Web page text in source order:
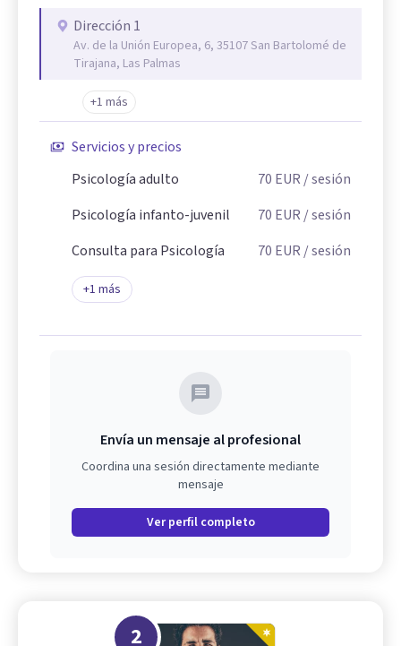
Dirección 1
Av. de la Unión Europea, 6, 35107 San Bartolomé de
Tirajana, Las Palmas
+1 más
Servicios y precios
Psicología adulto
70 EUR / sesión
Psicología infanto-juvenil
70 EUR / sesión
Consulta para Psicología
70 EUR / sesión
+1 más
Envía un mensaje al profesional
Coordina una sesión directamente mediante
mensaje
Ver perfil completo
2